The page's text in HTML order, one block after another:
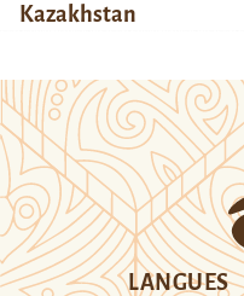
Kazakhstan
LANGUES